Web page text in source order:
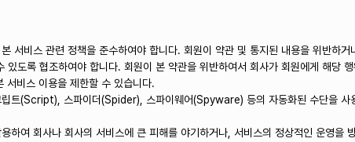
서비스 관련 정책을 준수하여야 합니다. 회원이 약관 및 통지된 내용을 위반하
도록 협조하여야 합니다. 회원이 본 약관을 위반하여서 회사가 회원에게 해당
서비스 이용을 제한할 수 있습니다.
(Script), 스파이더(Spider), 스파이웨어(Spyware) 등의 자동화된 수단을 사
여 회사나 회사의 서비스에 큰 피해를 야기하거나, 서비스의 정상적인 운영을